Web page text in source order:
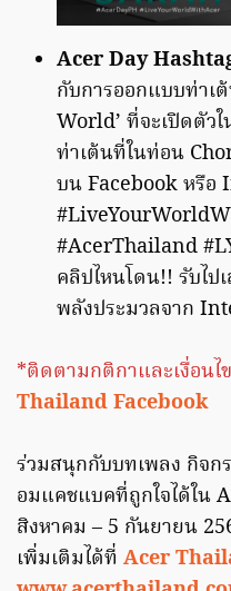
Acer Day
กับการออกแบบท่าเ
World’ ที่จะเปิดตัว
ท่าเต้นที่ในท่อน
บน Facebook หรื
#AcerThailand
คลิปไหนโดน!! รับไ
พลังประมวลจาก
*ติดตามกติกาและเงื่อนไ
Thailand Facebook
ร่วมสนุกกับบทเพลง กิจก
อมแคชแบคที่ถูกใจได้ใน
สิงหาคม – 5 กันยายน
เพิ่มเติมได้ที่ Acer